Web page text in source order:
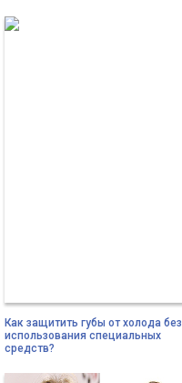
Как защитить губы от холода без
использования специальных
средств?